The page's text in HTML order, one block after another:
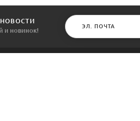
и новинок!